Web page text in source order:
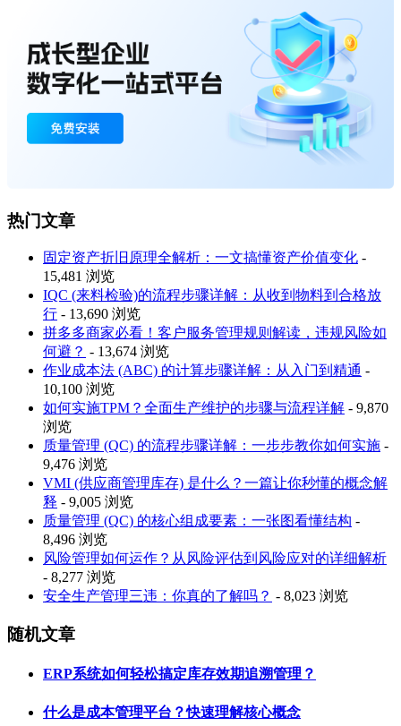
热门文章
固定资产折旧原理全解析：一文搞懂资产价值变化 -
15,481 浏览
IQC (来料检验)的流程步骤详解：从收到物料到合格放
行 - 13,690 浏览
拼多多商家必看！客户服务管理规则解读，违规风险如
何避？ - 13,674 浏览
作业成本法 (ABC) 的计算步骤详解：从入门到精通 -
10,100 浏览
如何实施TPM？全面生产维护的步骤与流程详解 - 9,870
浏览
质量管理 (QC) 的流程步骤详解：一步步教你如何实施 -
9,476 浏览
VMI (供应商管理库存) 是什么？一篇让你秒懂的概念解
释 - 9,005 浏览
质量管理 (QC) 的核心组成要素：一张图看懂结构 -
8,496 浏览
风险管理如何运作？从风险评估到风险应对的详细解析
- 8,277 浏览
安全生产管理三违：你真的了解吗？ - 8,023 浏览
随机文章
ERP系统如何轻松搞定库存效期追溯管理？
什么是成本管理平台？快速理解核心概念